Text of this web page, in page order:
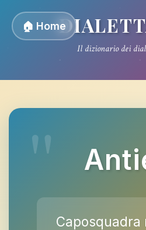
🏠 Home
Il dizionario dei
Caposquadra